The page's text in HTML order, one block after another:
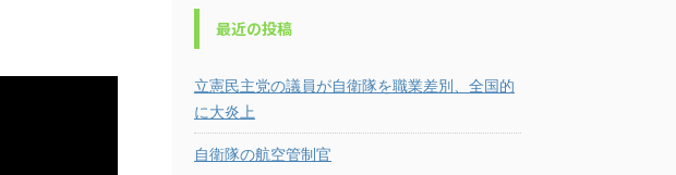
最近の投稿
立憲民主党の議員が自衛隊を職業差別、全国的
に大炎上
自衛隊の航空管制官